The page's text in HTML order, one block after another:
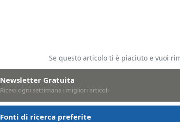
Se questo articolo ti è piaciuto e vuoi
Newsletter Gratuita
Ricevi ogni settimana i migliori articoli
Fonti di ricerca preferite